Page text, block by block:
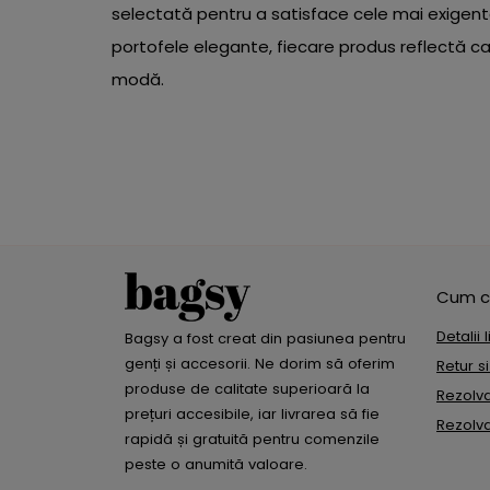
selectată pentru a satisface cele mai
portofele elegante, fiecare produs reflectă
modă.
Bagsy a fost creat din pasiunea pentru
genți și accesorii. Ne dorim să oferim
produse de calitate superioară la
prețuri accesibile, iar livrarea să fie
rapidă și gratuită pentru comenzile
peste o anumită valoare.
Cum
Detalii
Retur